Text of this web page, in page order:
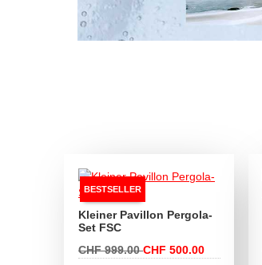
BESTSELLER
Kleiner Pavillon Pergola-
Set FSC
CHF 999.00CHF 500.00